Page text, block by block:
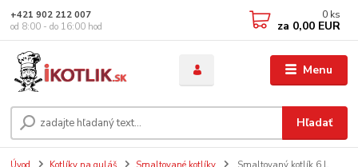
Menu
Hľadať
+421 902 212 007
od 8:00 - do 16:00 hod
0 ks
za 0,00 EUR